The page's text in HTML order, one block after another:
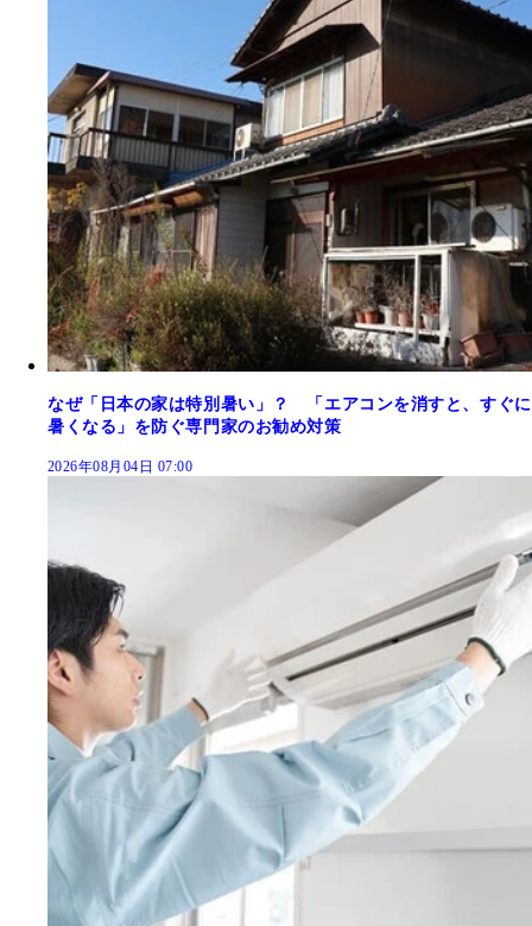
なぜ「日本の家は特別暑い」？ 「エアコンを消すと、すぐに
暑くなる」を防ぐ専門家のお勧め対策
2026年08月04日 07:00